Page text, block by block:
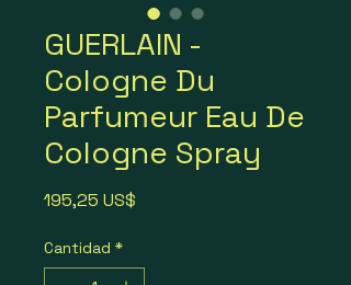
GUERLAIN -
Cologne Du
Parfumeur Eau De
Cologne Spray
195,25 US$
Cantidad *